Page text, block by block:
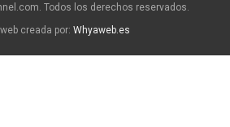
Todos los derechos reservados.
creada por: Whyaweb.es